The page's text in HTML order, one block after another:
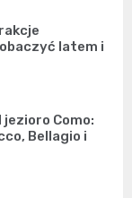
latem i
Como:
Bellagio i